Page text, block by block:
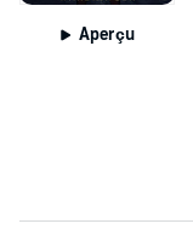
Aperçu